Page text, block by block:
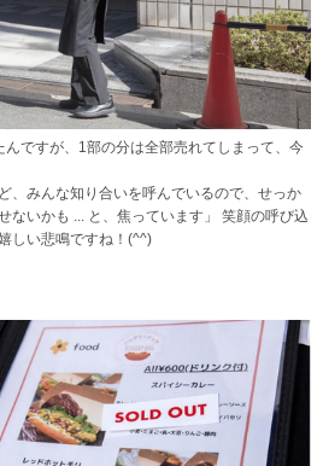
ですが、1部の分は全部売れてしまって、今
、みんな知り合いを呼んでいるので、せっか
ないかも ... と、焦っています」 笑顔の呼び込
しい悲鳴ですね！(^^)